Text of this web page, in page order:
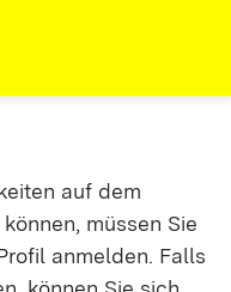
auf dem
müssen Sie
anmelden. Falls